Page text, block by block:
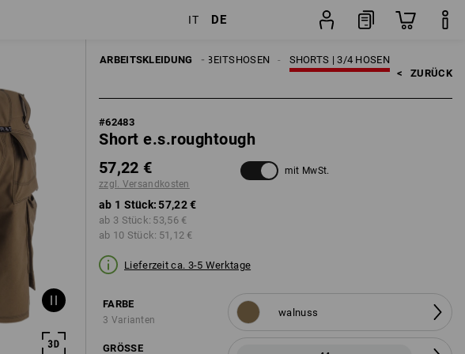
IT DE
ARBEITSKLEIDUNG SHORTS | 3/4 HOSEN
ARBEITSHOSEN
HERREN
< ZURÜCK
#62483
Short e.s.roughtough
57,22 €
zzgl. Versandkosten
mit MwSt.
ab 1 Stück: 57,22 €
ab 3 Stück: 53,56 €
ab 10 Stück: 51,12 €
Lieferzeit ca. 3-5 Werktage
FARBE
3 Varianten
walnuss
GRÖSSE